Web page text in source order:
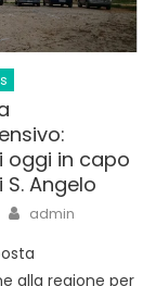
oggi in capo
Angelo
Author
admin
alla regione per